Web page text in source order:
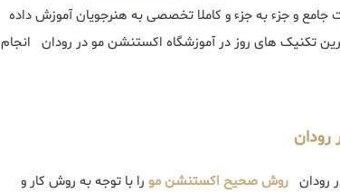
جامع و جزء به جزء و کاملا تخصصی به هنرجویان آموزش داده
تکنیک های روز در آموزشگاه اکستنشن مو در رودان انجام
رودان روش صحیح اکستنشن مو را با توجه به روش کار و